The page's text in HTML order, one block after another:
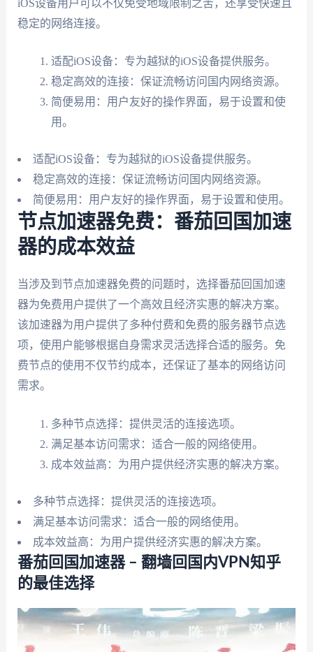
iOS设备用户可以不仅免受地域限制之苦，还享受快速且
稳定的网络连接。
适配iOS设备：专为越狱的iOS设备提供服务。
稳定高效的连接：保证流畅访问国内网络资源。
简便易用：用户友好的操作界面，易于设置和使
用。
适配iOS设备：专为越狱的iOS设备提供服务。
稳定高效的连接：保证流畅访问国内网络资源。
简便易用：用户友好的操作界面，易于设置和使用。
节点加速器免费：番茄回国加速
器的成本效益
当涉及到节点加速器免费的问题时，选择番茄回国加速
器为免费用户提供了一个高效且经济实惠的解决方案。
该加速器为用户提供了多种付费和免费的服务器节点选
项，使用户能够根据自身需求灵活选择合适的服务。免
费节点的使用不仅节约成本，还保证了基本的网络访问
需求。
多种节点选择：提供灵活的连接选项。
满足基本访问需求：适合一般的网络使用。
成本效益高：为用户提供经济实惠的解决方案。
多种节点选择：提供灵活的连接选项。
满足基本访问需求：适合一般的网络使用。
成本效益高：为用户提供经济实惠的解决方案。
番茄回国加速器 – 翻墙回国内VPN知乎
的最佳选择